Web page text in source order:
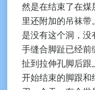
然是在结束了在
里还附加的吊袜
是没有这个洞，没
手缝合脚趾已经前
扯到拉伸孔脚后
开始结束的脚跟和